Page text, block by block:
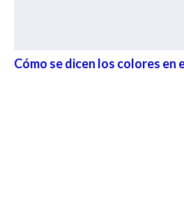
Cómo se dicen los colores en